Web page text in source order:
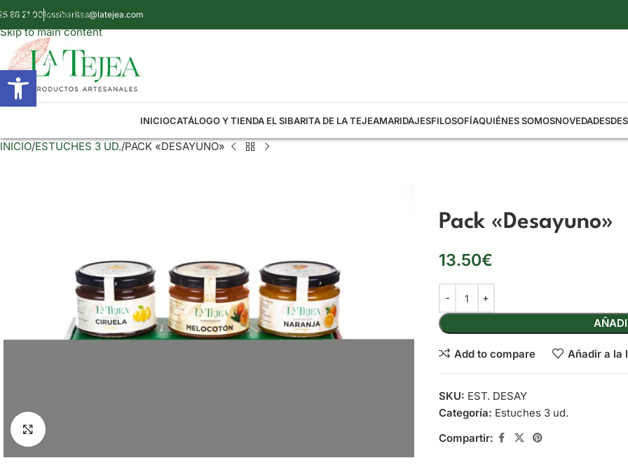
Skip to navigation
Skip to main content
88 21 00 lossibaritas@latejea.com
INICIOCATÁLOGO Y TIENDA EL SIBARITA DE LA TEJEAMARIDAJESFILOSOFÍAQUIÉNES SOMOSNOVEDADES
INICIO ESTUCHES 3 UD. PACK «DESAYUNO»
Pack «Desayuno»
13.50€
Add to compare Añadir a la
SKU: EST. DESAY
Categoría: Estuches 3 ud.
Compartir:
Abrir barra de herramientas